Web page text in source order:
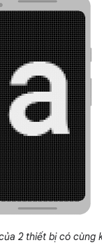
2 thiết bị có